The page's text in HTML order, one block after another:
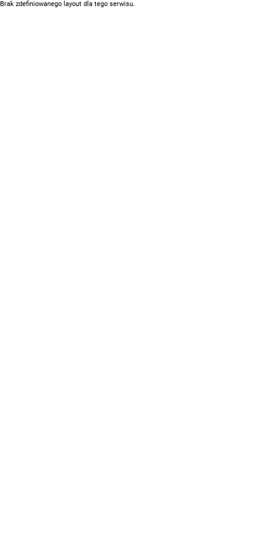
Brak zdefiniowanego layout dla tego serwisu.